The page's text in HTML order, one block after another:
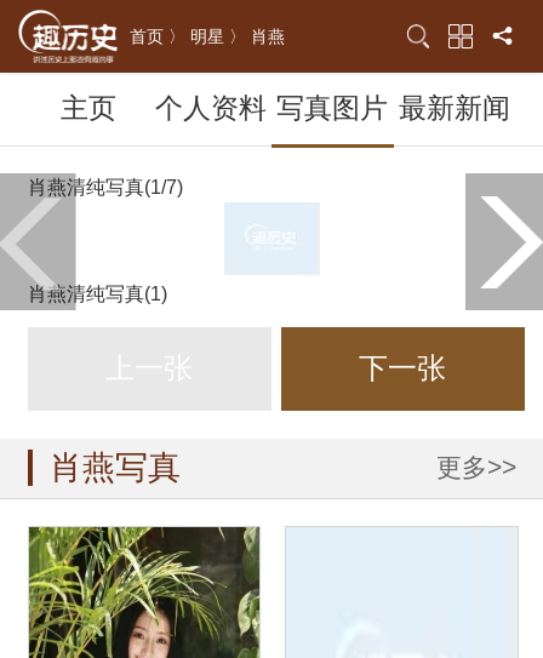
首页 〉 明星 〉 肖燕
主页 个人资料 写真图片 最新新闻
肖燕清纯写真(1/7)
肖燕清纯写真(1)
下一张
肖燕写真 更多>>